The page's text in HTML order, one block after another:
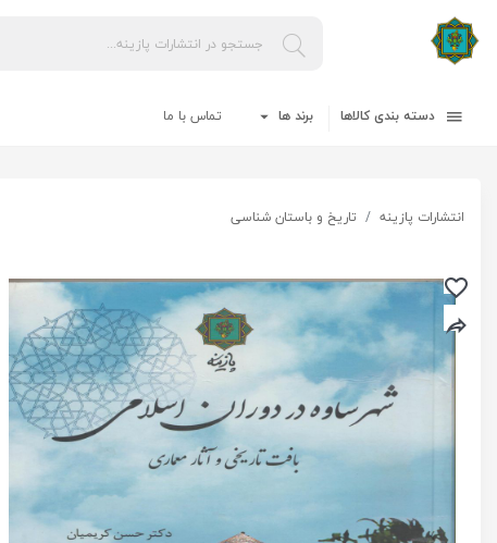
دسته بندی کالاها برند ها تماس با ما
انتشارات پازینه تاریخ و باستان شناسی